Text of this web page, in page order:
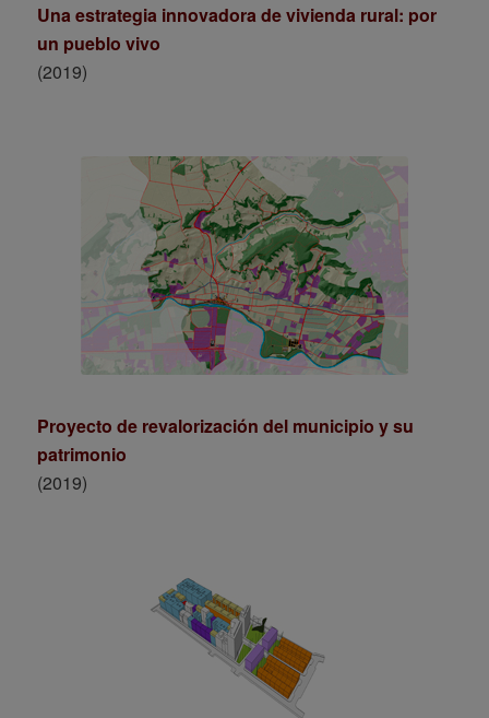
Una estrategia innovadora de vivienda rural: por
un pueblo vivo
(2019)
Proyecto de revalorización del municipio y su
patrimonio
(2019)